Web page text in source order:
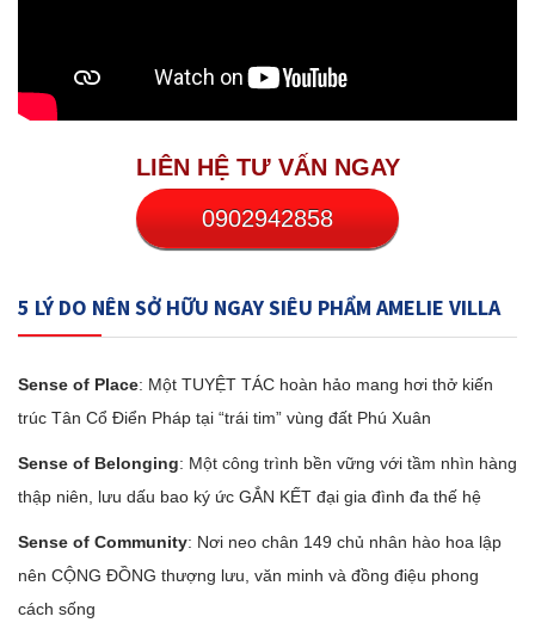
LIÊN HỆ TƯ VẤN NGAY
0902942858
5 LÝ DO NÊN SỞ HỮU NGAY SIÊU PHẨM AMELIE VILLA
Sense of Place: Một TUYỆT TÁC hoàn hảo mang hơi thở kiến
trúc Tân Cổ Điển Pháp tại “trái tim” vùng đất Phú Xuân
Sense of Belonging: Một công trình bền vững với tầm nhìn hàng
thập niên, lưu dấu bao ký ức GẮN KẾT đại gia đình đa thế hệ
Sense of Community: Nơi neo chân 149 chủ nhân hào hoa lập
nên CỘNG ĐỒNG thượng lưu, văn minh và đồng điệu phong
cách sống